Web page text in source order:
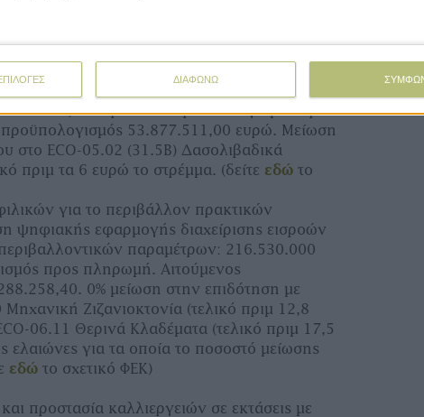
ΔΙΑΦΩΝΩ
οικονομίας στη γεωργία»:
οικοσυστημάτων, πλούσιων σε
ευρώ νέος προϋπολογισμός προς
53.877.511,00 ευρώ. Μείωση
στο ECO-05.02 (31.5Β) Δασολιβαδικά
πριμ τα 6 ευρώ το στρέμμα. (δείτε εδώ το
για το περιβάλλον πρακτικών
ψηφιακής εφαρμογής διαχείρισης εισροών
παραμέτρων: 216.530.000
προς πληρωμή. Αιτούμενος
0% μείωση στην επιδότηση με
Ζιζανιοκτονία (τελικό πριμ 12,8
06.11 Θερινά Κλαδέματα (τελικό πριμ 17,5
ελαιώνες για τα οποία το ποσοστό μείωσης
εδώ το σχετικό ΦΕΚ)
προστασία καλλιεργειών σε εκτάσεις με